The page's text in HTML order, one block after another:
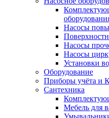
Насосы
Насосы
Насосы
Установки
Оборудование
Приборы учёта и
Сантехника
Мебель для